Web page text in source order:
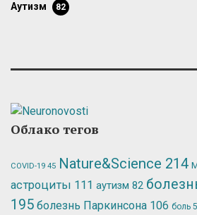
аутизм 82
Облако тегов
COVID-19 45 Nature&Science 214
астроциты 111 аутизм 82
195 болезнь Паркинсона 106 боль